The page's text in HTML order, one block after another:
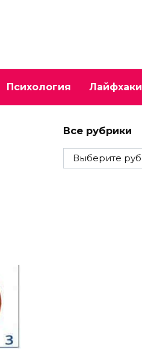
Психология Лайфхаки
Все рубрики
Все
рубрики